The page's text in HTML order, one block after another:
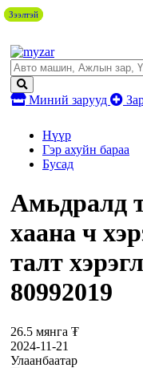
Миний зарууд
Нүүр
Гэр ахуйн бараа
Бусад
Амьдралд
хаана ч
талт
80992019
26.5 мянга ₮
2024-11-21
Улаанбаатар
Зээлтэй
Зээлтэй